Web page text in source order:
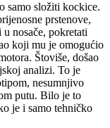
samo složiti kockice.
prstenove,
nosače, pokretati
koji mu je omogućio
Štoviše, došao
analizi. To je
nesumnjivo
putu. Bilo je to
je i samo tehničko